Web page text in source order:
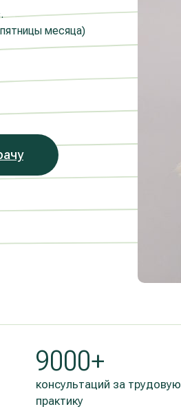
месяца)
9000+
консультаций за трудовую
практику